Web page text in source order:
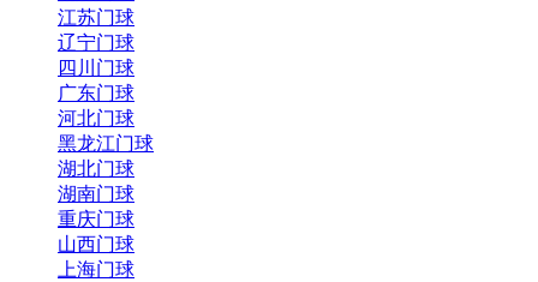
江苏门球
辽宁门球
四川门球
广东门球
河北门球
黑龙江门球
湖北门球
湖南门球
重庆门球
山西门球
上海门球